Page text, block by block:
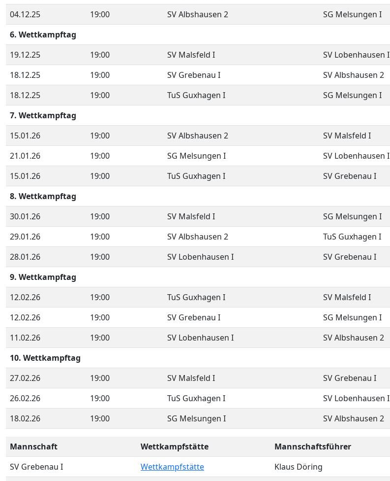
04.12.25
19:00 SV Albshausen 2 SG Melsungen I
6. Wettkampftag
19.12.25
19:00 SV Malsfeld I SV Lobenhausen I
18.12.25
19:00 SV Grebenau I SV Albshausen 2
18.12.25
19:00 TuS Guxhagen I SG Melsungen I
7. Wettkampftag
15.01.26
19:00 SV Albshausen 2 SV Malsfeld I
21.01.26
19:00 SG Melsungen I SV Lobenhausen I
15.01.26
19:00 TuS Guxhagen I SV Grebenau I
8. Wettkampftag
30.01.26
19:00 SV Malsfeld I SG Melsungen I
29.01.26
19:00 SV Albshausen 2 TuS Guxhagen I
28.01.26
19:00 SV Lobenhausen I SV Grebenau I
9. Wettkampftag
12.02.26
19:00 TuS Guxhagen I SV Malsfeld I
12.02.26
19:00 SV Grebenau I SG Melsungen I
11.02.26
19:00 SV Lobenhausen I SV Albshausen 2
10. Wettkampftag
27.02.26
19:00 SV Malsfeld I SV Grebenau I
26.02.26
19:00 TuS Guxhagen I SV Lobenhausen I
18.02.26
19:00 SG Melsungen I SV Albshausen 2
Mannschaft Wettkampfstätte Mannschaftsführer
SV Grebenau I
Wettkampfstätte Klaus Döring